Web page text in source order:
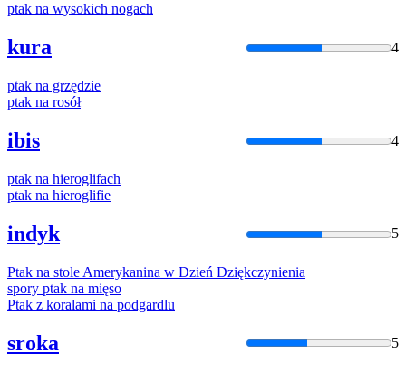
ptak na wysokich nogach
kura 4
ptak na grzędzie
ptak na rosół
ibis 4
ptak na hieroglifach
ptak na hieroglifie
indyk 5
Ptak na stole Amerykanina w Dzień Dziękczynienia
spory ptak na mięso
Ptak z koralami na podgardlu
sroka 5